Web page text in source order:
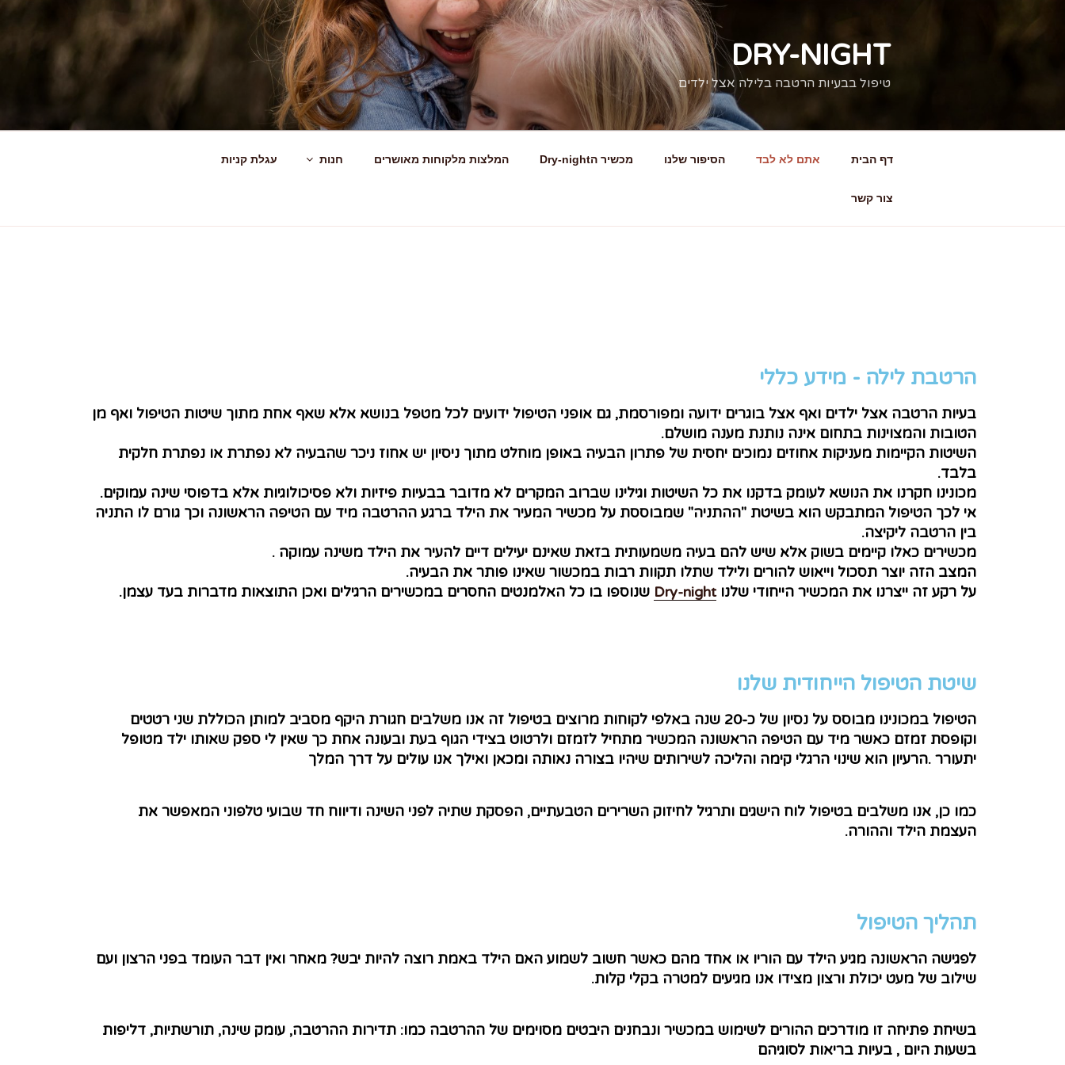
DRY-NIGHT
טיפול בבעיות הרטבה בלילה אצל ילדים
דף הבית אתם לא לבד הסיפור שלנו מכשיר הDry-night המלצות מלקוחות מאושרים חנות עגלת קניות
צור קשר
הרטבת לילה​ - מידע כללי
בעיות הרטבה אצל ילדים ואף אצל בוגרים ידועה ומפורסמת, גם אופני הטיפול ידועים לכל מטפל בנושא אלא שאף אחת מתוך שיטות הטיפול ואף מן
הטובות והמצוינות בתחום אינה נותנת מענה מושלם.
השיטות הקיימות מעניקות אחוזים נמוכים יחסית של פתרון הבעיה באופן מוחלט מתוך ניסיון יש אחוז ניכר שהבעיה לא נפתרת או נפתרת חלקית
בלבד.
מכונינו חקרנו את הנושא לעומק בדקנו את כל השיטות וגילינו שברוב המקרים לא מדובר בבעיות פיזיות ולא פסיכולוגיות אלא בדפוסי שינה עמוקים.
אי לכך הטיפול המתבקש הוא בשיטת "ההתניה" שמבוססת על מכשיר המעיר את הילד ברגע ההרטבה מיד עם הטיפה הראשונה וכך גורם לו התניה
בין הרטבה ליקיצה.
מכשירים כאלו קיימים בשוק אלא שיש להם בעיה משמעותית בזאת שאינם יעילים דיים להעיר את הילד משינה עמוקה .
המצב הזה יוצר תסכול וייאוש להורים ולילד שתלו תקוות רבות במכשור שאינו פותר את הבעיה.
על רקע זה ייצרנו את המכשיר הייחודי שלנוDry-night שנוספו בו כל האלמנטים החסרים במכשירים הרגילים ואכן התוצאות מדברות בעד עצמן.
שיטת הטיפול​ הייחודית שלנו
הטיפול במכונינו מבוסס על נסיון של כ-20 שנה באלפי לקוחות מרוצים בטיפול זה אנו משלבים חגורת היקף מסביב למותן הכוללת שני רטטים
וקופסת זמזם כאשר מיד עם הטיפה הראשונה המכשיר מתחיל לזמזם ולרטוט בצידי הגוף בעת ובעונה אחת כך שאין לי ספק שאותו ילד מטופל
יתעורר .הרעיון הוא שינוי הרגלי קימה והליכה לשירותים שיהיו בצורה נאותה ומכאן ואילך אנו עולים על דרך המלך
כמו כן, אנו משלבים בטיפול לוח הישגים ותרגיל לחיזוק השרירים הטבעתיים, הפסקת שתיה לפני השינה ודיווח חד שבועי טלפוני המאפשר את
העצמת הילד וההורה.
תהליך הטיפול​
לפגישה הראשונה מגיע הילד עם הוריו או אחד מהם כאשר חשוב לשמוע האם הילד באמת רוצה להיות יבש? מאחר ואין דבר העומד בפני הרצון ועם
שילוב של מעט יכולת ורצון מצידו אנו מגיעים למטרה בקלי קלות.
בשיחת פתיחה זו מודרכים ההורים לשימוש במכשיר ונבחנים היבטים מסוימים של ההרטבה כמו: תדירות ההרטבה, עומק שינה, תורשתיות, דליפות
בשעות היום , בעיות בריאות לסוגיהם